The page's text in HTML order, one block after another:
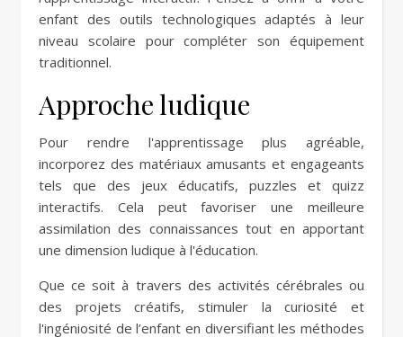
enfant des outils technologiques adaptés à leur
niveau scolaire pour compléter son équipement
traditionnel.
Approche ludique
Pour rendre l'apprentissage plus agréable,
incorporez des matériaux amusants et engageants
tels que des jeux éducatifs, puzzles et quizz
interactifs. Cela peut favoriser une meilleure
assimilation des connaissances tout en apportant
une dimension ludique à l'éducation.
Que ce soit à travers des activités cérébrales ou
des projets créatifs, stimuler la curiosité et
l'ingéniosité de l’enfant en diversifiant les méthodes